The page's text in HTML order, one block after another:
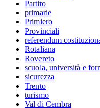
Partito
primarie
Primiero
Provinciali
referendum
Rotaliana
Rovereto
scuola, università e
sicurezza
Trento
turismo
Val di Cembra